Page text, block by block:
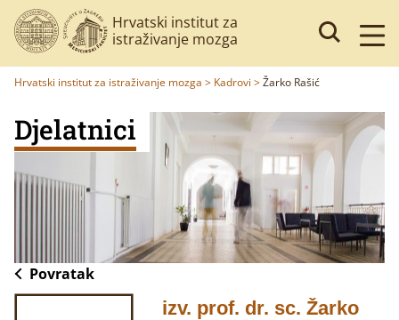
Hrvatski institut za
istraživanje mozga
Hrvatski institut za istraživanje mozga > Kadrovi >Žarko Rašić
Djelatnici
Povratak
izv. prof. dr. sc. Žarko